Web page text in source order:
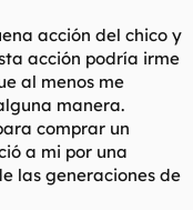
acción del chico y
acción podría irme
al menos me
manera.
comprar un
a mi por una
las generaciones de